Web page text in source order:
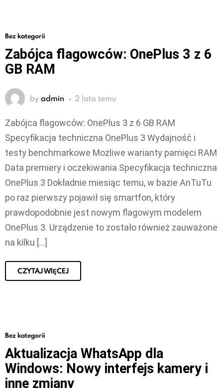
Bez kategorii
Zabójca flagowców: OnePlus 3 z 6
GB RAM
by admin 2 lata temu
Zabójca flagowców: OnePlus 3 z 6 GB RAM
Specyfikacja techniczna OnePlus 3 Wydajność i
testy benchmarkowe Możliwe warianty pamięci RAM
Data premiery i oczekiwania Specyfikacja techniczna
OnePlus 3 Dokładnie miesiąc temu, w bazie AnTuTu
po raz pierwszy pojawił się smartfon, który
prawdopodobnie jest nowym flagowym modelem
OnePlus 3. Urządzenie to zostało również zauważone
na kilku […]
CZYTAJ WIĘCEJ
Bez kategorii
Aktualizacja WhatsApp dla
Windows: Nowy interfejs kamery i
inne zmiany